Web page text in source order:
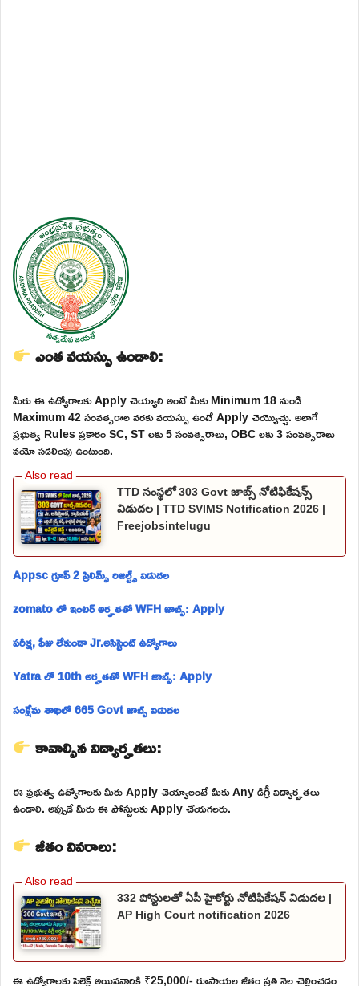
ఎంత వయస్సు ఉండాలి:
మీరు ఈ ఉద్యోగాలకు Apply చెయ్యాలి అంటే మీకు Minimum 18 నుండి
Maximum 42 సంవత్సరాల వరకు వయస్సు ఉంటే Apply చెయ్యొచ్చు. అలాగే
ప్రభుత్వ Rules ప్రకారం SC, ST లకు 5 సంవత్సరాలు, OBC లకు 3 సంవత్సరాలు
వయో సడలింపు ఉంటుంది.
TTD సంస్థలో 303 Govt జాబ్స్ నోటిఫికేషన్స్
విడుదల | TTD SVIMS Notification 2026 |
Freejobsintelugu
Appsc గ్రూప్ 2 ప్రిలిమ్స్ రిజల్ట్స్ విడుదల
zomato లో ఇంటర్ అర్హతతో WFH జాబ్స్: Apply
పరీక్ష, ఫీజు లేకుండా Jr.అసిస్టెంట్ ఉద్యోగాలు
Yatra లో 10th అర్హతతో WFH జాబ్స్: Apply
సంక్షేమ శాఖలో 665 Govt జాబ్స్ విడుదల
కావాల్సిన విద్యార్హతలు:
ఈ ప్రభుత్వ ఉద్యోగాలకు మీరు Apply చెయ్యాలంటే మీకు Any డిగ్రీ విద్యార్హతలు
ఉండాలి. అప్పుడే మీరు ఈ పోస్టులకు Apply చేయగలరు.
జీతం వివరాలు:
332 పోస్టులతో ఏపీ హైకోర్టు నోటిఫికేషన్ విడుదల |
AP High Court notification 2026
ఈ ఉద్యోగాలకు సెలెక్ట్ అయినవారికి ₹25,000/- రూపాయల జీతం ప్రతి నెల చెల్లించడం